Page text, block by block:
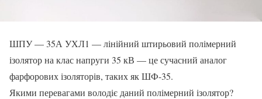
ШПУ — 35А УХЛ1 — лінійний штирьовий полімерний
ізолятор на клас напруги 35 кВ — це сучасний аналог
фарфорових ізоляторів, таких як ШФ-35.
Якими перевагами володіє даний полімерний ізолятор?